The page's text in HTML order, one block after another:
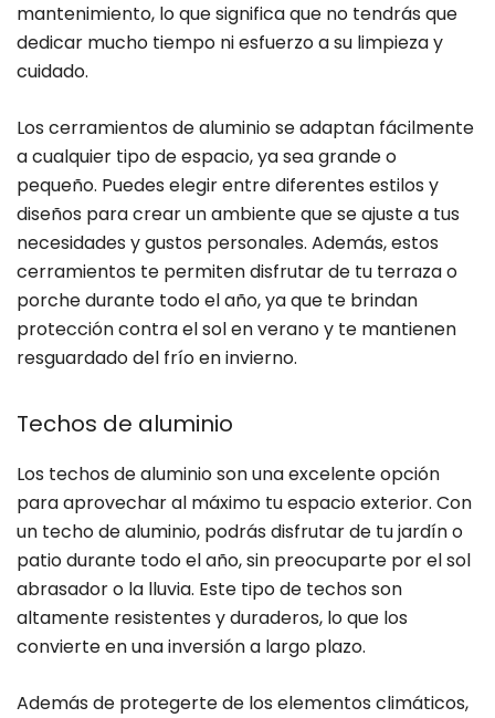
mantenimiento, lo que significa que no tendrás que
dedicar mucho tiempo ni esfuerzo a su limpieza y
cuidado.
Los cerramientos de aluminio se adaptan fácilmente
a cualquier tipo de espacio, ya sea grande o
pequeño. Puedes elegir entre diferentes estilos y
diseños para crear un ambiente que se ajuste a tus
necesidades y gustos personales. Además, estos
cerramientos te permiten disfrutar de tu terraza o
porche durante todo el año, ya que te brindan
protección contra el sol en verano y te mantienen
resguardado del frío en invierno.
Techos de aluminio
Los techos de aluminio son una excelente opción
para aprovechar al máximo tu espacio exterior. Con
un techo de aluminio, podrás disfrutar de tu jardín o
patio durante todo el año, sin preocuparte por el sol
abrasador o la lluvia. Este tipo de techos son
altamente resistentes y duraderos, lo que los
convierte en una inversión a largo plazo.
Además de protegerte de los elementos climáticos,